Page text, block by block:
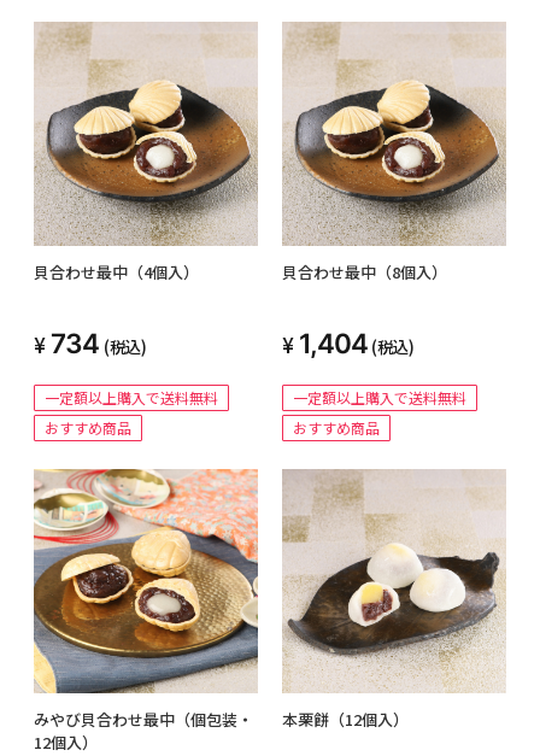
貝合わせ最中（4個入）
734 (税込)
一定額以上購入で送料無料
おすすめ商品
貝合わせ最中（8個入）
1,404 (税込)
一定額以上購入で送料無料
おすすめ商品
みやび貝合わせ最中（個包装・
12個入）
本栗餅（12個入）